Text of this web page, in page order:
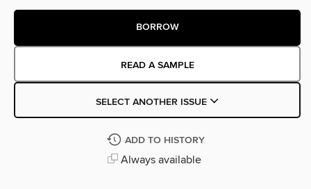
BORROW
READ A SAMPLE
SELECT ANOTHER ISSUE
ADD TO HISTORY
Always available